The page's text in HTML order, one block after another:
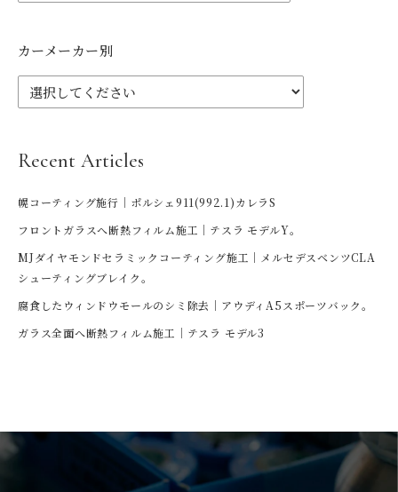
カーメーカー別
Recent Articles
幌コーティング施行｜ポルシェ911(992.1)カレラS
フロントガラスへ断熱フィルム施工｜テスラ モデルY。
MJダイヤモンドセラミックコーティング施工｜メルセデスベンツCLA
シューティングブレイク。
腐食したウィンドウモールのシミ除去｜アウディA5スポーツバック。
ガラス全面へ断熱フィルム施工｜テスラ モデル3